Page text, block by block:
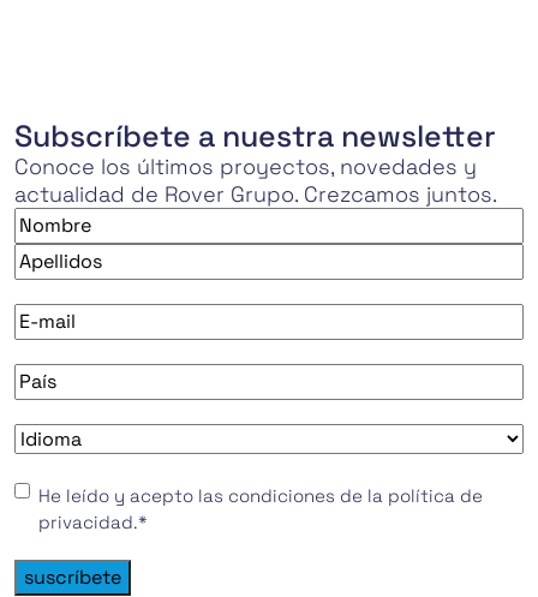
Subscríbete a nuestra newsletter
Conoce los últimos proyectos, novedades y
actualidad de Rover Grupo. Crezcamos juntos.
Nombre
Nombre
E-
mail*
País*
Idioma*
Consentimiento*
He leído y acepto las condiciones de la política de
privacidad.*